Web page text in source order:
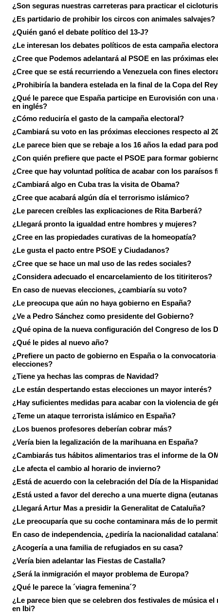
¿Son seguras nuestras carreteras para practicar el
¿Es partidario de prohibir los circos con animales salvajes?
¿Quién ganó el debate político del 13-J?
¿Le interesan los debates políticos de esta campaña
¿Cree que Podemos adelantará al PSOE en las próximas
¿Cree que se está recurriendo a Venezuela con fines
¿Prohibiría la bandera estelada en la final de la Copa del
¿Qué le parece que España participe en Eurovisión con una
en inglés?
¿Cómo reduciría el gasto de la campaña electoral?
¿Cambiará su voto en las próximas elecciones respecto al
¿Le parece bien que se rebaje a los 16 años la edad para
¿Con quién prefiere que pacte el PSOE para formar
¿Cree que hay voluntad política de acabar con los paraísos
¿Cambiará algo en Cuba tras la visita de Obama?
¿Cree que acabará algún día el terrorismo islámico?
¿Le parecen creíbles las explicaciones de Rita Barberá?
¿Llegará pronto la igualdad entre hombres y mujeres?
¿Cree en las propiedades curativas de la homeopatía?
¿Le gusta el pacto entre PSOE y Ciudadanos?
¿Cree que se hace un mal uso de las redes sociales?
¿Considera adecuado el encarcelamiento de los titiriteros?
En caso de nuevas elecciones, ¿cambiaría su voto?
¿Le preocupa que aún no haya gobierno en España?
¿Ve a Pedro Sánchez como presidente del Gobierno?
¿Qué opina de la nueva configuración del Congreso de los
¿Qué le pides al nuevo año?
¿Prefiere un pacto de gobierno en España o la convocatoria
elecciones?
¿Tiene ya hechas las compras de Navidad?
¿Le están despertando estas elecciones un mayor interés?
¿Hay suficientes medidas para acabar con la violencia de
¿Teme un ataque terrorista islámico en España?
¿Los buenos profesores deberían cobrar más?
¿Vería bien la legalización de la marihuana en España?
¿Cambiarás tus hábitos alimentarios tras el informe de la
¿Le afecta el cambio al horario de invierno?
¿Está de acuerdo con la celebración del Día de la
¿Está usted a favor del derecho a una muerte digna
¿Llegará Artur Mas a presidir la Generalitat de Cataluña?
¿Le preocuparía que su coche contaminara más de lo
En caso de independencia, ¿pediría la nacionalidad
¿Acogería a una familia de refugiados en su casa?
¿Vería bien adelantar las Fiestas de Castalla?
¿Será la inmigración el mayor problema de Europa?
¿Qué le parece la ´viagra femenina´?
¿Le parece bien que se celebren dos festivales de música el
en Ibi?